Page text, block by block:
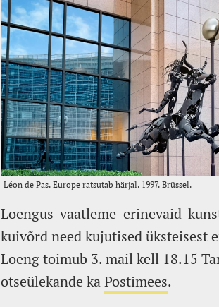
Loengus vaatleme erinevaid
kuivõrd need kujutised üksteisest
Loeng toimub 3. mail kell 18.15
otseülekande kaPostimees.